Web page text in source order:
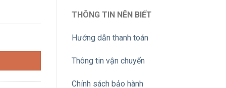
THÔNG TIN NÊN BIẾT
Hướng dẫn thanh toán
Thông tin vận chuyển
Chính sách bảo hành